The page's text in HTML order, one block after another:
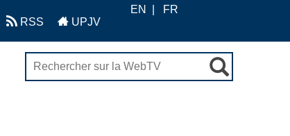
RSS UPJV
EN FR